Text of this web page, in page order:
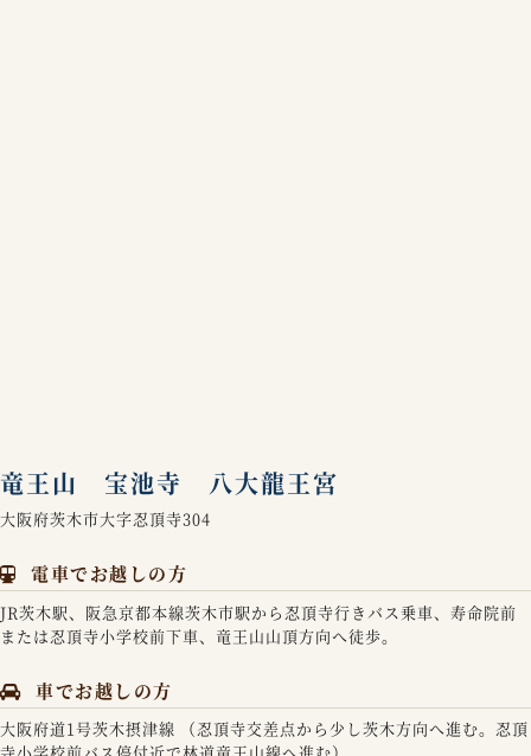
竜王山 宝池寺 八大龍王宮
大阪府茨木市大字忍頂寺304
電車でお越しの方
JR茨木駅、阪急京都本線茨木市駅から忍頂寺行きバス乗車、寿命院前
または忍頂寺小学校前下車、竜王山山頂方向へ徒歩。
車でお越しの方
大阪府道1号茨木摂津線 （忍頂寺交差点から少し茨木方向へ進む。忍頂